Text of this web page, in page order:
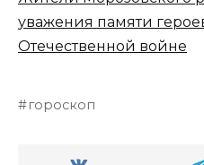
уважения памяти
Отечественной войне
гороскоп